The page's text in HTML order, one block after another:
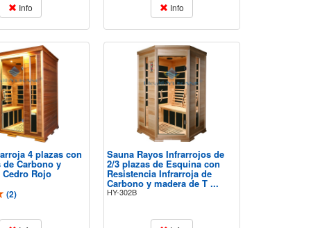
Info Info
4 plazas con
Carbono y
Cedro Rojo
(2)
Sauna Rayos Infrarrojos de
2/3 plazas de Esquina con
Resistencia Infrarroja de
Carbono y madera de T ...
HY-302B